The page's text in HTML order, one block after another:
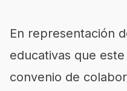
En representación
educativas que
convenio de